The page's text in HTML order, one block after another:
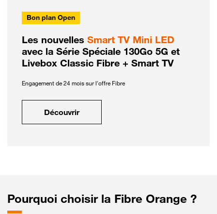
Bon plan Open
Les nouvelles Smart TV Mini LED
avec la Série Spéciale 130Go 5G et
Livebox Classic Fibre + Smart TV
Engagement de 24 mois sur l'offre Fibre
Découvrir
Pourquoi choisir la Fibre Orange ?